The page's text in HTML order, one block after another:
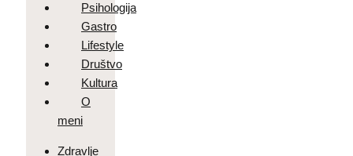
Psihologija
Gastro
Lifestyle
Društvo
Kultura
O
meni
Zdravlje